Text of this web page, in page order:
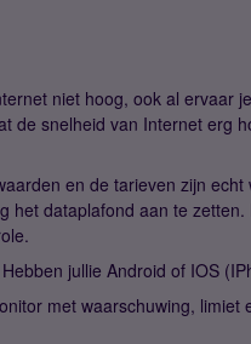
niet hoog, ook al ervaar
de snelheid van Internet erg
en de tarieven zijn
het dataplafond aan te
jullie Android of IOS
met waarschuwing, limiet